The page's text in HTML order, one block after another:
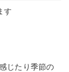
す
じたり季節の